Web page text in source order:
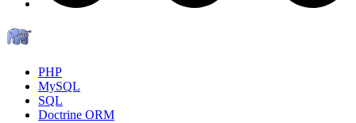
PHP
MySQL
SQL
Doctrine ORM